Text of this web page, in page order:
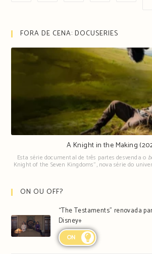
FORA DE CENA: DOCUSERIES
A Knight in the Making
Esta série documental de três partes desvenda o
Knight of the Seven Kingdoms", nova série do
ON OU OFF?
“The Testaments” renovada
Disney+
ON